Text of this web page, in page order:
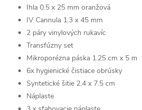
Ihla 0.5 x 25 mm oranžová
IV Cannula 1.3 x 45 mm
2 páry vinylových rukavíc
Transfúzny set
Mikroporézna páska 1.25 cm x 5 m
6x hygienické čistiace obrúsky
Syntetické šitie 2.4 x 7.5 cm
Náplaste